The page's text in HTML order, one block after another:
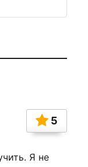
5
Я не